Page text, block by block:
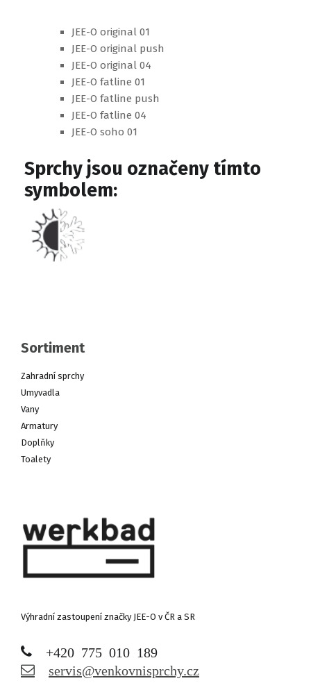
JEE-O original 01
JEE-O original push
JEE-O original 04
JEE-O fatline 01
JEE-O fatline push
JEE-O fatline 04
JEE-O soho 01
Sprchy jsou označeny tímto
symbolem:
Sortiment
Zahradní sprchy
Umyvadla
Vany
Armatury
Doplňky
Toalety
Výhradní zastoupení značky JEE-O v ČR a SR
+420 775 010 189
servis@venkovnisprchy.cz